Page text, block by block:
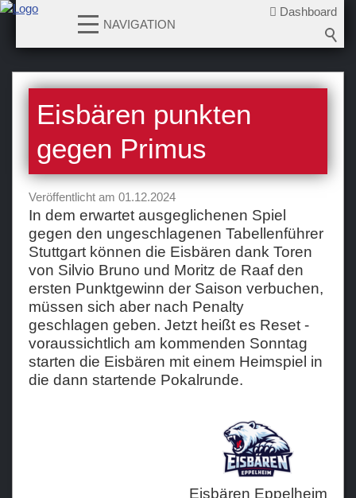
Dashboard
NAVIGATION
News
2026-2027
2024-2025
2022-2023
2021-2022
2020-2021
2019-2020
2018-2019
2017-2018
2016-2017
Eisbären punkten
gegen Primus
Veröffentlicht am 01.12.2024
In dem erwartet ausgeglichenen Spiel
gegen den ungeschlagenen Tabellenführer
Stuttgart können die Eisbären dank Toren
von Silvio Bruno und Moritz de Raaf den
ersten Punktgewinn der Saison verbuchen,
müssen sich aber nach Penalty
geschlagen geben. Jetzt heißt es Reset -
voraussichtlich am kommenden Sonntag
starten die Eisbären mit einem Heimspiel in
die dann startende Pokalrunde.
Eisbären Eppelheim